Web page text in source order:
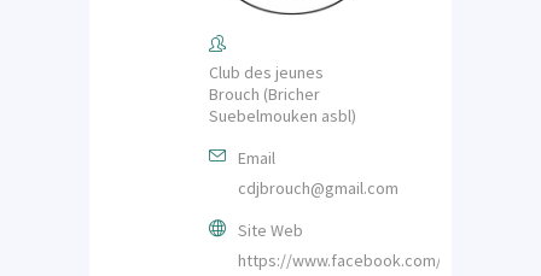
Club des jeunes
Brouch (Bricher
Suebelmouken asbl)
Email
cdjbrouch@gmail.com
Site Web
https://www.facebook.com/cdjbrouch/